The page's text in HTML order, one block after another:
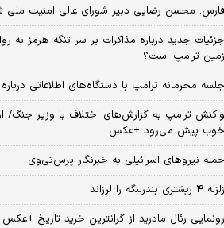
فارس: محسن رضایی دبیر شورای عالی امنیت ملی
جزئیات جدید درباره مذاکرات بر سر تنگه هرمز به
زمین ترامپ است؟
جلسه محرمانه ترامپ با دستگاه‌های اطلاعاتی درباره
واکنش ترامپ به گزارش‌های اختلاف با وزیر جنگ/
خوب پیش می‌رود +عکس
حمله نیروهای اسرائیلی به خبرنگار پرس‌تی‌وی
زلزله ۴ ریشتری بندرلنگه را لرزاند
رونمایی رئال مادرید از گرانترین خرید تاریخ +عکس